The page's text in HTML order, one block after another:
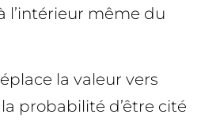
l’intérieur même du
la valeur vers
la probabilité d’être cité